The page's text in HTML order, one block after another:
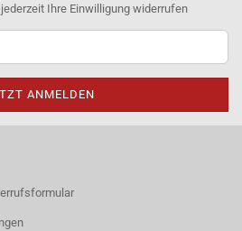
Ihre Einwilligung widerrufen